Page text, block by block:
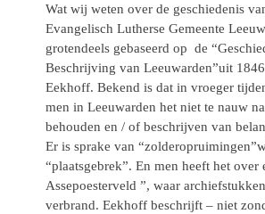
Wat wij weten over de geschiedenis
Evangelisch Lutherse Gemeente
grotendeels gebaseerd op de
Beschrijving van Leeuwarden”uit
Eekhoff. Bekend is dat in vroeger
men in Leeuwarden het niet te nauw
behouden en / of beschrijven van
Er is sprake van
“plaatsgebrek”. En men heeft het over
Assepoesterveld ”, waar
verbrand. Eekhoff beschrijft – niet